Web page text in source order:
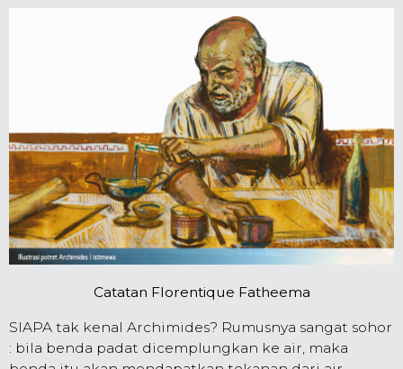
Catatan Florentique Fatheema
SIAPA tak kenal Archimides? Rumusnya sangat sohor
: bila benda padat dicemplungkan ke air, maka